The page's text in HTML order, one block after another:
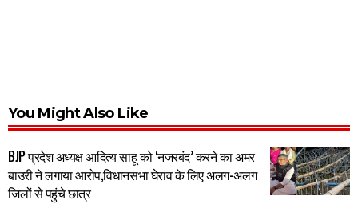
You Might Also Like
BJP प्रदेश अध्यक्ष आदित्य साहू को ‘नजरबंद’ करने का अमर
बाउरी ने लगाया आरोप,विधानसभा घेराव के लिए अलग-अलग
जिलों से पहुंचे छात्र